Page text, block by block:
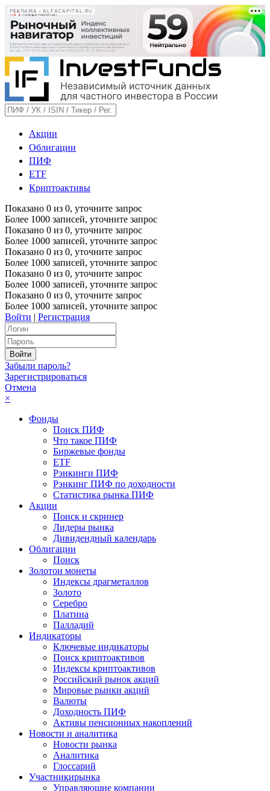
РЕКЛАМА • ALFACAPITAL.RU
Акции
Облигации
ПИФ
ETF
Криптоактивы
Показано 0 из 0, уточните запрос
Более 1000 записей, уточните запрос
Показано 0 из 0, уточните запрос
Более 1000 записей, уточните запрос
Показано 0 из 0, уточните запрос
Более 1000 записей, уточните запрос
Показано 0 из 0, уточните запрос
Более 1000 записей, уточните запрос
Показано 0 из 0, уточните запрос
Более 1000 записей, уточните запрос
Войти | Регистрация
Забыли пароль?
Зарегистрироваться
Отмена
×
Фонды
Поиск ПИФ
Что такое ПИФ
Биржевые фонды
ETF
Рэнкинги ПИФ
Рэнкинг ПИФ по доходности
Статистика рынка ПИФ
Акции
Поиск и скринер
Лидеры рынка
Дивидендный календарь
Облигации
Поиск
Золотои монеты
Индексы драгметаллов
Золото
Серебро
Платина
Палладий
Индикаторы
Ключевые индикаторы
Поиск криптоактивов
Индексы криптоактивов
Российский рынок акций
Мировые рынки акций
Валюты
Доходность ПИФ
Активы пенсионных накоплений
Новости и аналитика
Новости рынка
Аналитика
Глоссарий
Участникирынка
Управляющие компании